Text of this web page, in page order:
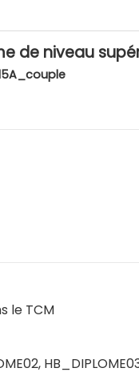
de niveau
le TCM